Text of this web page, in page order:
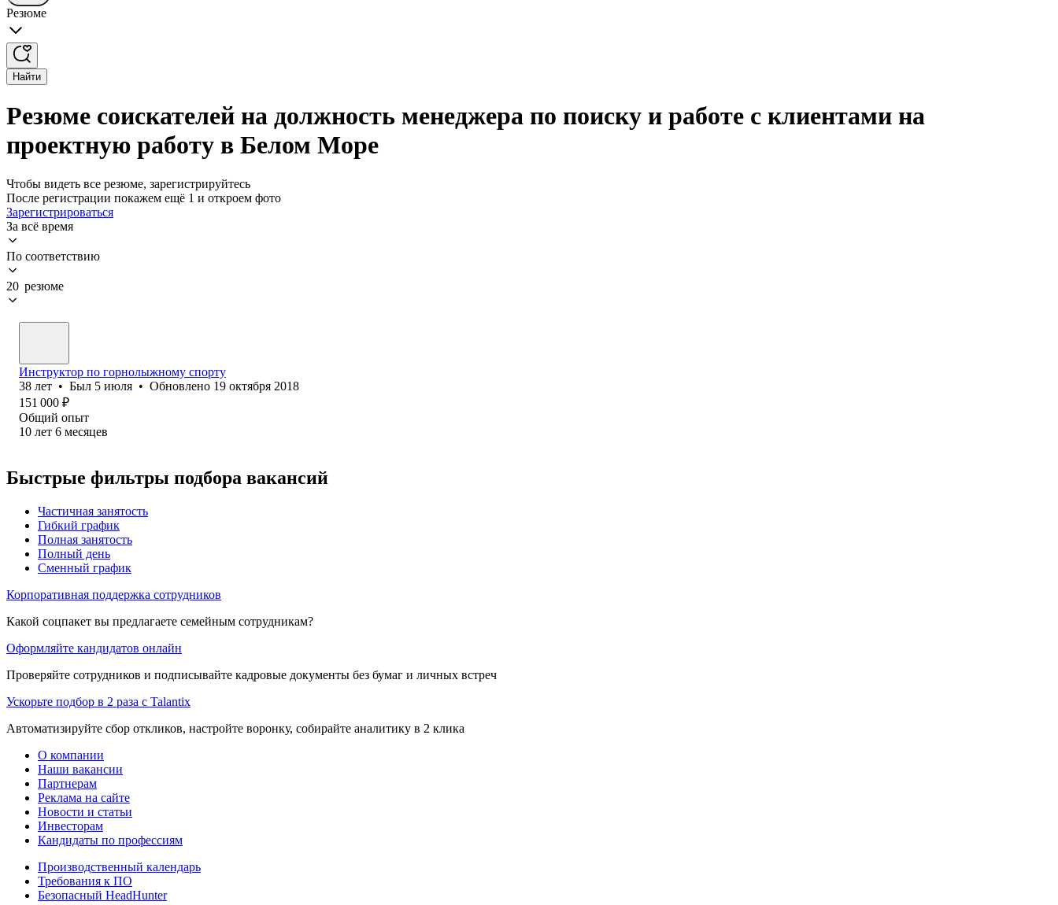
Резюме
Найти
Резюме соискателей на должность менеджера по поиску и работе с клиентами на
проектную работу в Белом Море
Чтобы видеть все резюме, зарегистрируйтесь
После регистрации покажем ещё 1 и откроем фото
Зарегистрироваться
За всё время
По соответствию
20 резюме
Инструктор по горнолыжному спорту
38 лет • Был 5 июля • Обновлено 19 октября 2018
151 000 ₽
Общий опыт
10 лет 6 месяцев
Быстрые фильтры подбора вакансий
Частичная занятость
Гибкий график
Полная занятость
Полный день
Сменный график
Корпоративная поддержка сотрудников
Какой соцпакет вы предлагаете семейным сотрудникам?
Оформляйте кандидатов онлайн
Проверяйте сотрудников и подписывайте кадровые документы без бумаг и личных встреч
Ускорьте подбор в 2 раза с Talantix
Автоматизируйте сбор откликов, настройте воронку, собирайте аналитику в 2 клика
О компании
Наши вакансии
Партнерам
Реклама на сайте
Новости и статьи
Инвесторам
Кандидаты по профессиям
Производственный календарь
Требования к ПО
Безопасный HeadHunter